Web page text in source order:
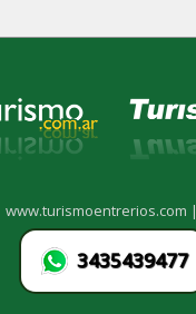
www.turismoentrerios.com |
3435439477